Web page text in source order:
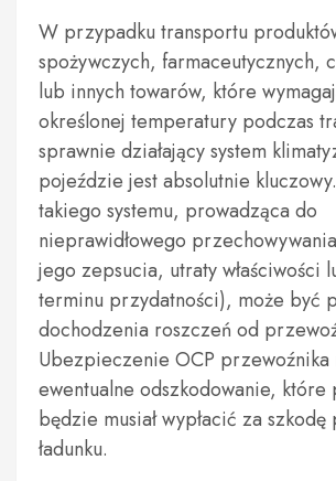
W przypadku transportu
spożywczych, farmaceutycznych,
lub innych towarów, które
określonej temperatury podczas
sprawnie działający system
pojeździe jest absolutnie
takiego systemu, prowadząca do
nieprawidłowego
jego zepsucia, utraty właściwości
terminu przydatności), może być
dochodzenia roszczeń od
Ubezpieczenie OCP
ewentualne odszkodowanie,
będzie musiał wypłacić za szkodę
ładunku.